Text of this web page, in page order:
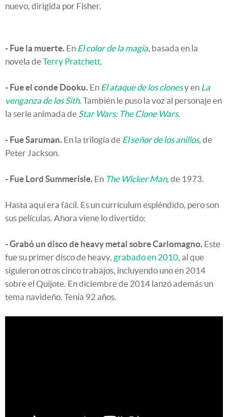
nuevo, dirigida por Fisher.
- Fue la muerte. En El color de la magia basada en la
novela deTerry Pratchett
- Fue el conde Dooku. En El ataque de los clonesy en La
venganza de los Sith. También le puso la voz al personaje en
la serie animada de Star Wars: The Clone Wars.
- Fue Saruman. En la trilogía de El señor de los anillos, de
Peter Jackson.
- Fue Lord Summerisle. En The Wicker Man, de 1973.
Hasta aquí era fácil. Es un currículum espléndido, pero son
sus películas. Ahora viene lo divertido:
- Grabó un disco de heavy metal sobre Carlomagno. Este
fue su primer disco de heavy, grabado en 2010 , al que
siguieron otros cinco trabajos, incluyendo uno en 2014
sobre el Quijote. En diciembre de 2014 lanzó además un
tema navideño. Tenía 92 años.